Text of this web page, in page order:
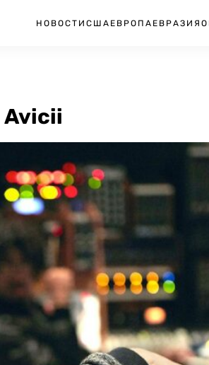
НОВОСТИ США ЕВРОПА ЕВРАЗИЯ